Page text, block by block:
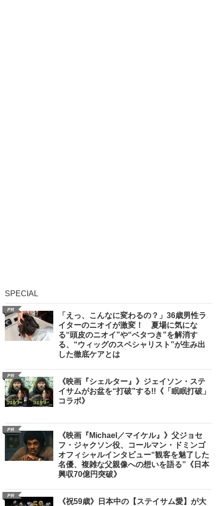
SPECIAL
PR
「えっ、こんなに変わるの？」36歳男性ラ
イターのニオイが激変！ 夏場に気にな
る“頭皮のニオイ”や“ベタつき”を解消す
る、“ウィッグのスペシャリスト”が生み出
した徹底ケアとは
PR
《映画『シェルター』》ジェイソン・ステ
イサムがお盆を“打破”する!!《「眠眠打破」
コラボ》
PR
《映画『Michael／マイケル』》父ジョセ
フ・ジャクソン役、コールマン・ドミンゴ
オフィシャルインタビュー“観客を魅了した
名優、複雑な父親像への想いを語る”《日本
興収70億円突破》
PR
《祝59歳》日本中の【ステイサム愛】が大